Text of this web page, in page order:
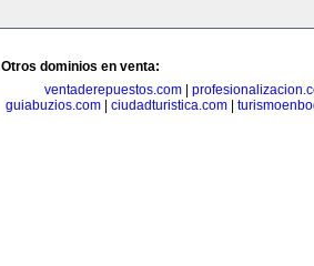
Otros dominios en venta:
ventaderepuestos.com
guiabuzios.com| ciudadturistica.com|